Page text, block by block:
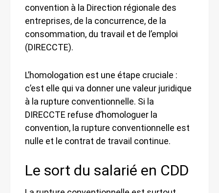
convention à la Direction régionale des
entreprises, de la concurrence, de la
consommation, du travail et de l’emploi
(DIRECCTE).
L’homologation est une étape cruciale :
c’est elle qui va donner une valeur juridique
à la rupture conventionnelle. Si la
DIRECCTE refuse d’homologuer la
convention, la rupture conventionnelle est
nulle et le contrat de travail continue.
Le sort du salarié en CDD